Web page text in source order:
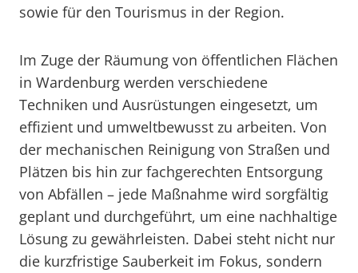
sowie für den Tourismus in der Region.
Im Zuge der Räumung von öffentlichen Flächen
in Wardenburg werden verschiedene
Techniken und Ausrüstungen eingesetzt, um
effizient und umweltbewusst zu arbeiten. Von
der mechanischen Reinigung von Straßen und
Plätzen bis hin zur fachgerechten Entsorgung
von Abfällen – jede Maßnahme wird sorgfältig
geplant und durchgeführt, um eine nachhaltige
Lösung zu gewährleisten. Dabei steht nicht nur
die kurzfristige Sauberkeit im Fokus, sondern